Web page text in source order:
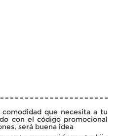
que necesita a tu
con el código promocional
será buena idea